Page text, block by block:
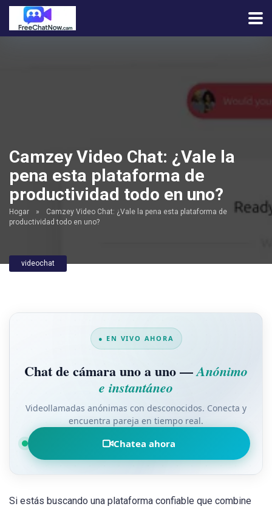
Camzey Video Chat: ¿Vale la
pena esta plataforma de
productividad todo en uno?
Hogar »
Camzey Video Chat: ¿Vale la pena esta plataforma de
productividad todo en uno?
videochat
● EN VIVO AHORA
Chat de cámara uno a uno —Anónimo
e instantáneo
Videollamadas anónimas con desconocidos. Conecta y
encuentra pareja en tiempo real.
Chatea ahora
Si estás buscando una plataforma confiable que combine